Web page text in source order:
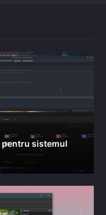
pentru sistemul